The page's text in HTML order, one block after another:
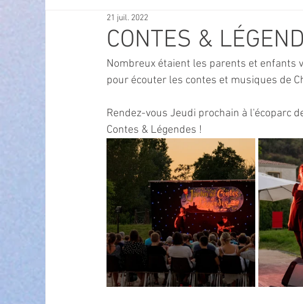
OFFRES D'EMPLOI
ECO MOBILITE PETITE ENFANCE
Instruction Publique & Familles PRESSE
FETES & MANIFESTATIONS SECURITE
POLE CULTUREL AUGUSTE ESCOFFIER
CONTES &
21 juil. 2022
Nombreux étaient les parents et enfants
pour écouter les contes et musiques de
Rendez-vous Jeudi prochain à l'écoparc
Contes & Légendes !